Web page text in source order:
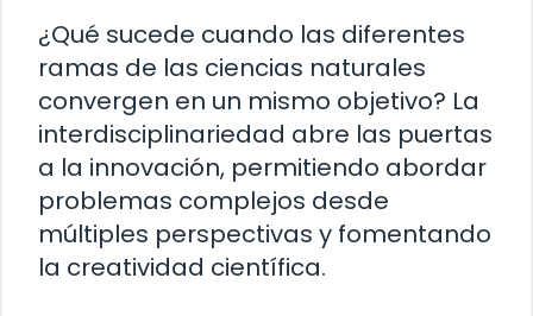
¿Qué sucede cuando las diferentes
ramas de las ciencias naturales
convergen en un mismo objetivo? La
interdisciplinariedad abre las puertas
a la innovación, permitiendo abordar
problemas complejos desde
múltiples perspectivas y fomentando
la creatividad científica.